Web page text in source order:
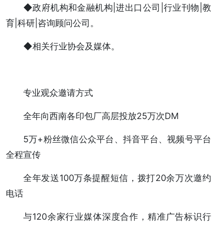
◆政府机构和金融机构|进出口公司|行业刊物|教
育|科研|咨询顾问公司。
◆相关行业协会及媒体。
专业观众邀请方式
全年向西南各印包厂高层投放25万次DM
5万+粉丝微信公众平台、抖音平台、视频号平台
全程宣传
全年发送100万条提醒短信，拨打20余万次邀约
电话
与120余家行业媒体深度合作，精准广告标识行